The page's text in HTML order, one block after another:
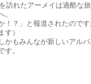
訪れたアーメイは過酷な
！？」と報道されたので
）
もみんなが新しいアル
。